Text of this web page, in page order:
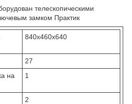
телескопическими
замком Практик
840x460x640
27
на
1
2